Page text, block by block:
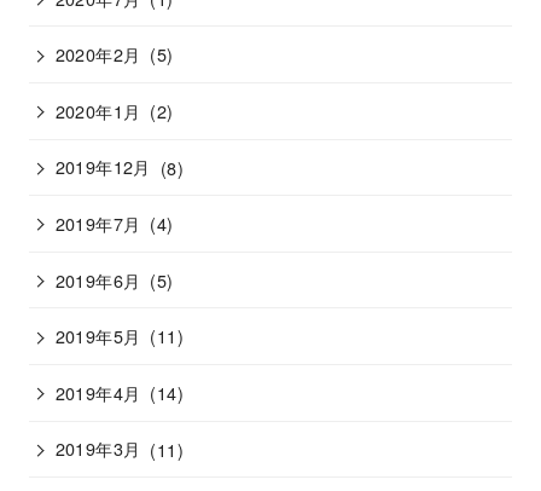
2020年2月 (5)
2020年1月 (2)
2019年12月 (8)
2019年7月 (4)
2019年6月 (5)
2019年5月 (11)
2019年4月 (14)
2019年3月 (11)